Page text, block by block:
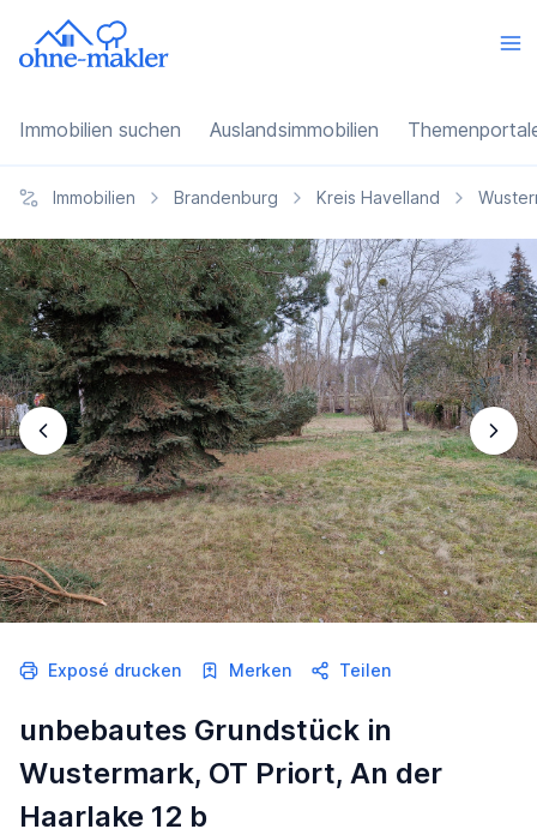
Immobilien suchen Auslandsimmobilien
Immobilien Brandenburg Kreis Havelland
Exposé drucken Merken Teilen
unbebautes Grundstück in
Wustermark, OT Priort, An der
Haarlake 12 b